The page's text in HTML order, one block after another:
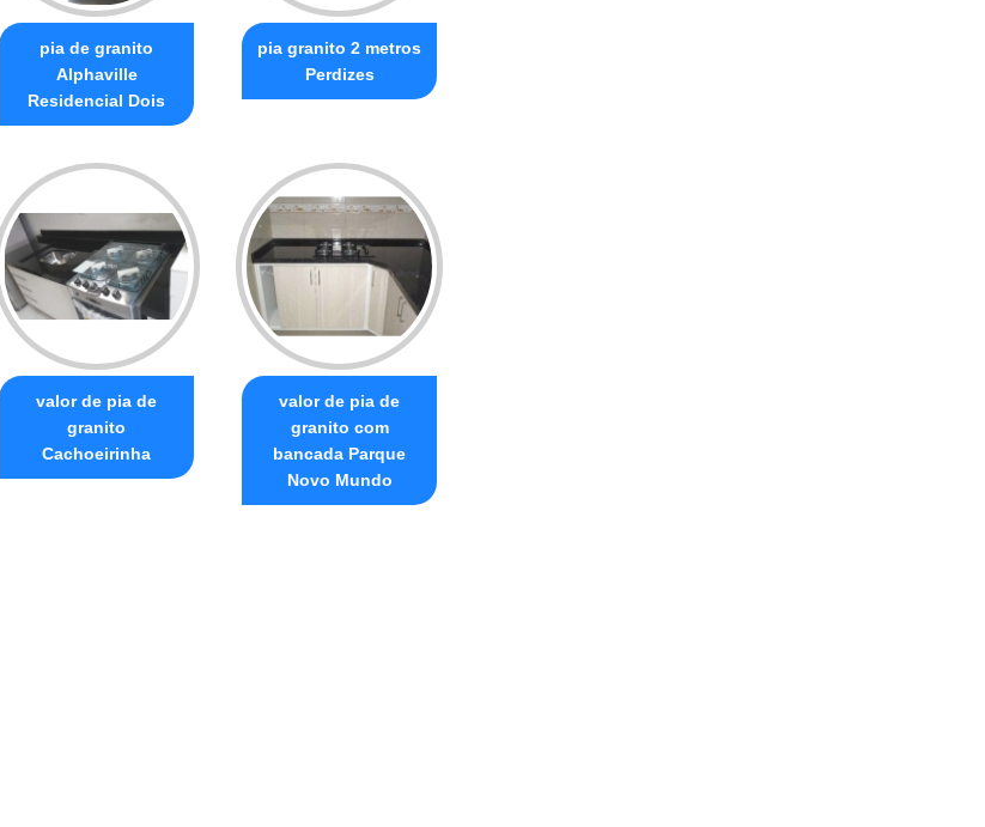
pia de granito
Alphaville
Residencial Dois
pia granito 2 metros
Perdizes
valor de pia de
granito
Cachoeirinha
valor de pia de
granito com
bancada Parque
Novo Mundo